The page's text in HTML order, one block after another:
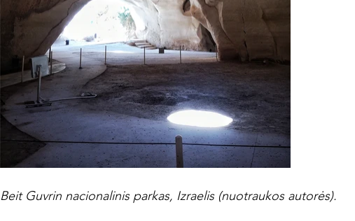
Beit Guvrin nacionalinis parkas, Izraelis (nuotraukos autorės).